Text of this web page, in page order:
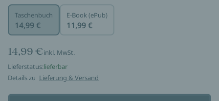
Taschenbuch
14,99 €
E-Book (ePub)
11,99 €
14,99 €inkl. MwSt.
Lieferstatus:lieferbar
Details zu Lieferung & Versand